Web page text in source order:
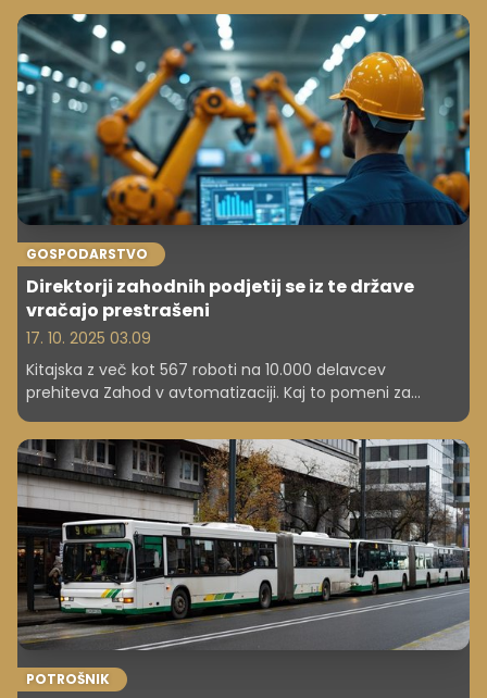
spreminja naše predstave o razdalji med domom in
službo.
GOSPODARSTVO
Direktorji zahodnih podjetij se iz te države
vračajo prestrašeni
17. 10. 2025 03.09
Kitajska z več kot 567 roboti na 10.000 delavcev
prehiteva Zahod v avtomatizaciji. Kaj to pomeni za
evropske proizvajalce in prihodnost industrije?
POTROŠNIK